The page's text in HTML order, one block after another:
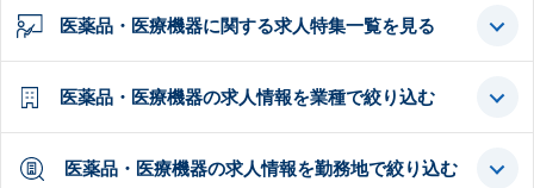
医薬品・医療機器に関する求人特集一覧を見る
医薬品・医療機器の求人情報を業種で絞り込む
医薬品・医療機器の求人情報を勤務地で絞り込む